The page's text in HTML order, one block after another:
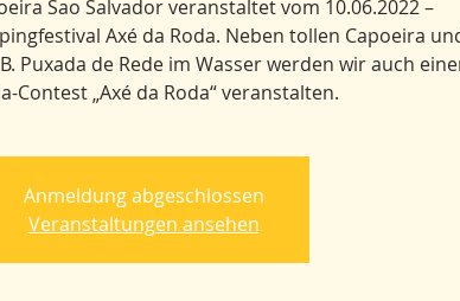
Sao Salvador veranstaltet vom 10.06.2022 –
Axé da Roda. Neben tollen Capoeira
Puxada de Rede im Wasser werden wir auch
Contest „Axé da Roda“ veranstalten.
Anmeldung abgeschlossen
Veranstaltungen ansehen